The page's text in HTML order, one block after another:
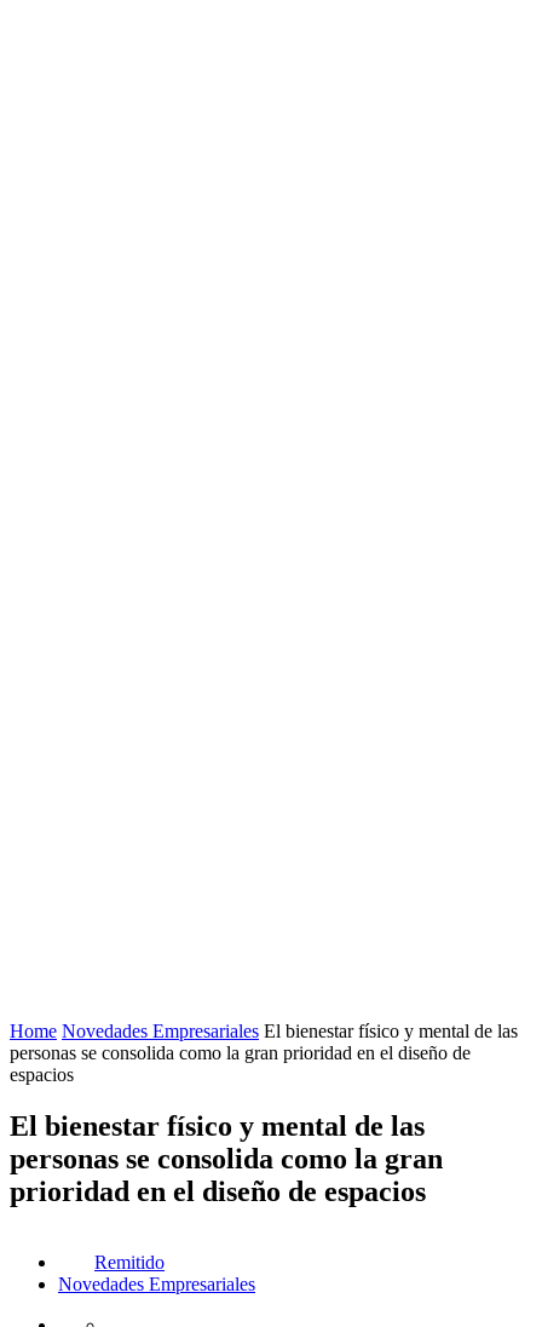
Home Novedades Empresariales El bienestar físico y mental de las
personas se consolida como la gran prioridad en el diseño de
espacios
El bienestar físico y mental de las
personas se consolida como la gran
prioridad en el diseño de espacios
Remitido
Novedades Empresariales